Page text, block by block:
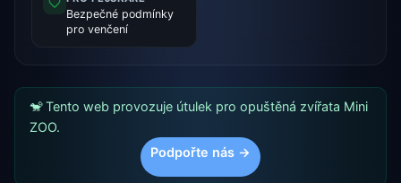
Bezpečné podmínky
pro venčení
🐒 Tento web provozuje útulek pro opuštěná zvířata Mini
ZOO.
Podpořte nás →